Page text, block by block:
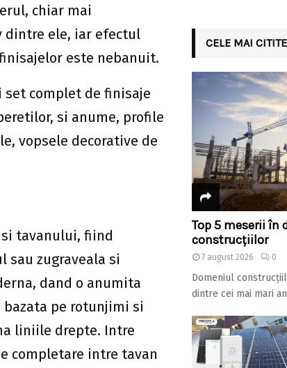
chiar mai
dintre ele, iar efectul
este nebanuit.
set complet de finisaje
si anume, profile
vopsele decorative de
tavanului, fiind
sau zugraveala si
dand o anumita
bazata pe rotunjimi si
liniile drepte. Intre
completare intre tavan
CELE MAI CITITE
Top 5 meserii în
construcțiilor
7 august 2026 0
Domeniul
dintre cei mai mari